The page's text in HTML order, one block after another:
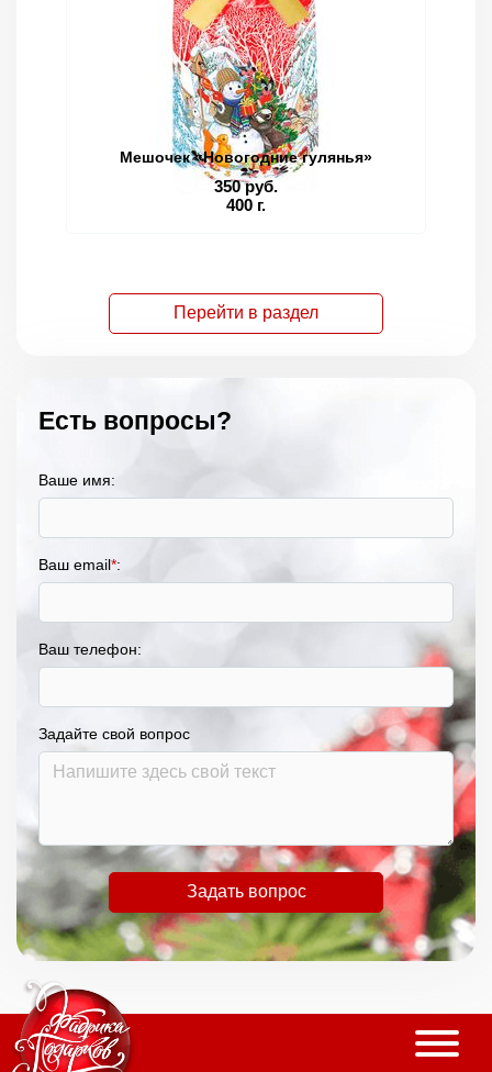
Мешочек «Новогодние гулянья»
350 руб.
400 г.
Перейти в раздел
Есть вопросы?
Ваше имя:
Ваш email*:
Ваш телефон:
Задайте свой вопрос
Задать вопрос